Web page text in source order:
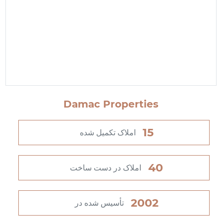
Damac Properties
15 املاک تکمیل شده
40 املاک در دست ساخت
2002 تأسیس شده در